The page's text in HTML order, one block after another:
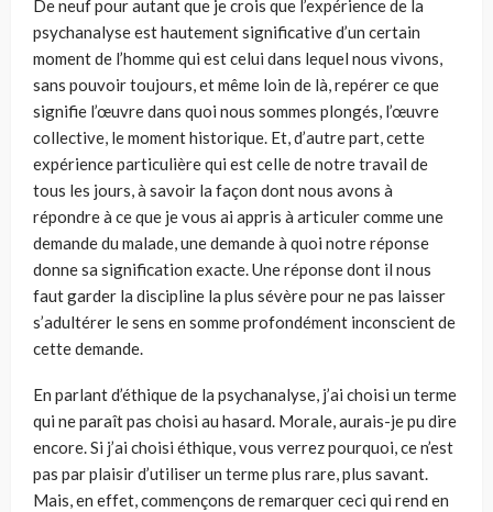
De neuf pour autant que je crois que l’expérience de la
psychanalyse est hautement significative d’un certain
moment de l’homme qui est celui dans lequel nous vivons,
sans pouvoir toujours, et même loin de là, repé­rer ce que
signifie l’œuvre dans quoi nous sommes plongés, l’œuvre
col­lective, le moment historique. Et, d’autre part, cette
expérience particulière qui est celle de notre travail de
tous les jours, à savoir la façon dont nous avons à
répondre à ce que je vous ai appris à articuler comme une
demande du malade, une demande à quoi notre réponse
donne sa signi­fication exacte. Une réponse dont il nous
faut garder la discipline la plus sévère pour ne pas laisser
s’adultérer le sens en somme profondément inconscient de
cette demande.
En parlant d’éthique de la psychanalyse, j’ai choisi un terme
qui ne paraît pas choisi au hasard. Morale, aurais-je pu dire
encore. Si j’ai choisi éthique, vous verrez pourquoi, ce n’est
pas par plaisir d’utiliser un terme plus rare, plus savant.
Mais, en effet, commençons de remarquer ceci qui rend en